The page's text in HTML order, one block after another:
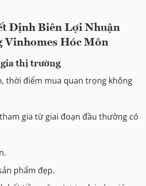
Định Biên Lợi Nhuận
Vinhomes Hóc Môn
thị trường
thời điểm mua quan trọng không
gia từ giai đoạn đầu thường có
phẩm đẹp.